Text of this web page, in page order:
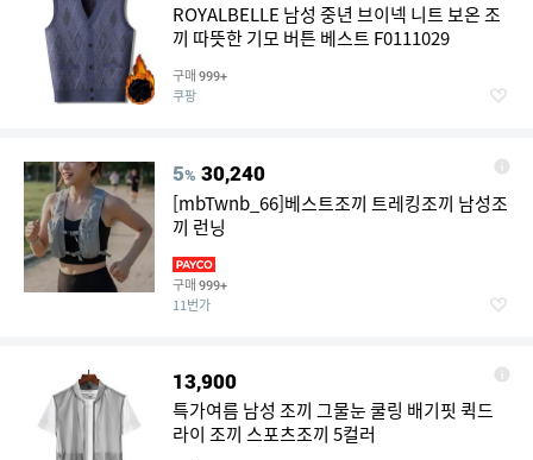
ROYALBELLE 남성 중년 브이넥 니트 보온 조
끼 따뜻한 기모 버튼 베스트 F0111029
구매 999+
쿠팡
5% 30,240
[mbTwnb_66]베스트조끼 트레킹조끼 남성조
끼 런닝
구매 999+
11번가
13,900
특가여름 남성 조끼 그물눈 쿨링 배기핏 퀵드
라이 조끼 스포츠조끼 5컬러